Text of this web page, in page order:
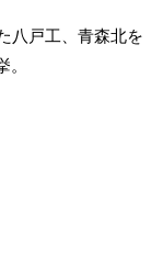
八戸工、青森北を
。